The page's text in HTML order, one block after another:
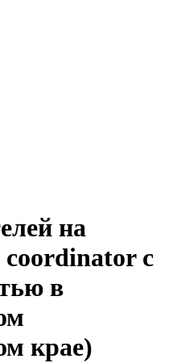
на
coordinator с
в
крае)